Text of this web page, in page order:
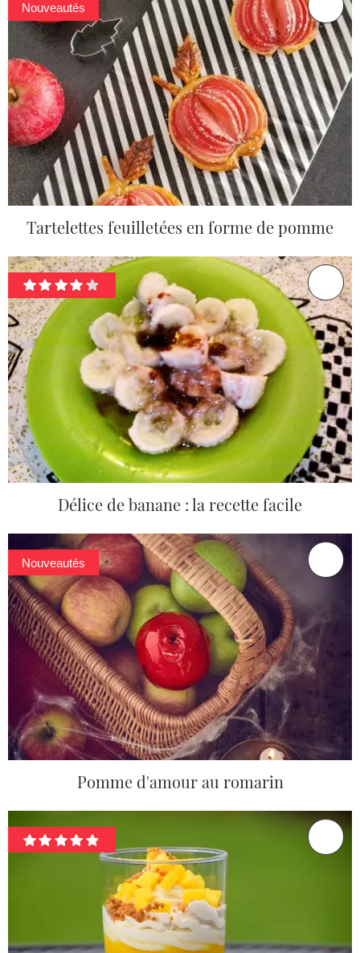
Nouveautés
Tartelettes feuilletées en forme de pomme
Délice de banane : la recette facile
Nouveautés
Pomme d'amour au romarin